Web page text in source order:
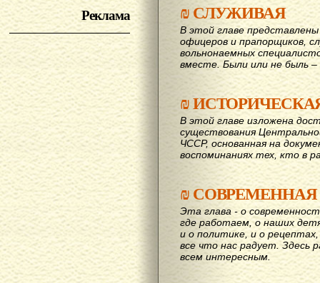
Реклама ₪СЛУЖИВАЯ
В этой главе
офицеров и прапорщиков,
вольнонаемных
вместе. Были или не быль –
₪
В этой главе изложена
существования
ЧССР, основанная на
воспоминаниях тех, кто в
₪СОВРЕМЕННАЯ
Эта глава - о
где работаем, о наших
и о политике, и о
все что нас радует. Здесь
всем интересным.